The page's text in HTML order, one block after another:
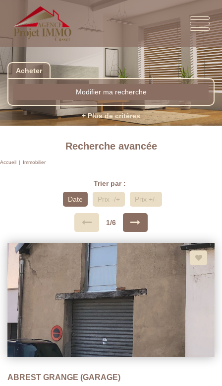
Acheter
Modifier ma recherche
+ Plus de critères
Recherche avancée
Accueil Immobilier
Trier par :
Date
Prix -/+ Prix +/-
1/6
ABREST GRANGE (GARAGE)